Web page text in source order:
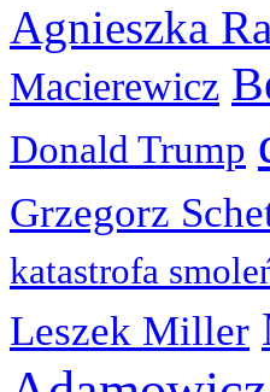
Agnieszka
Macierewicz
Donald Trump
Grzegorz
katastrofa
Leszek Miller